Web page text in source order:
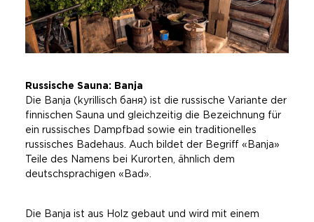
Russische Sauna: Banja
Die Banja (kyrillisch баня) ist die russische Variante der
finnischen Sauna und gleichzeitig die Bezeichnung für
ein russisches Dampfbad sowie ein traditionelles
russisches Badehaus. Auch bildet der Begriff «Banja»
Teile des Namens bei Kurorten, ähnlich dem
deutschsprachigen «Bad».
Die Banja ist aus Holz gebaut und wird mit einem